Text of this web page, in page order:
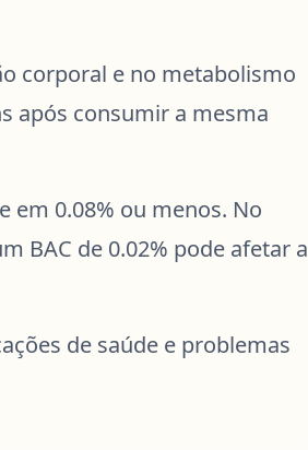
corporal e no metabolismo
após consumir a mesma
em 0.08% ou menos. No
BAC de 0.02% pode afetar a
de saúde e problemas